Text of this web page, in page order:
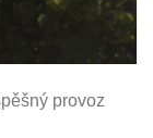
provoz